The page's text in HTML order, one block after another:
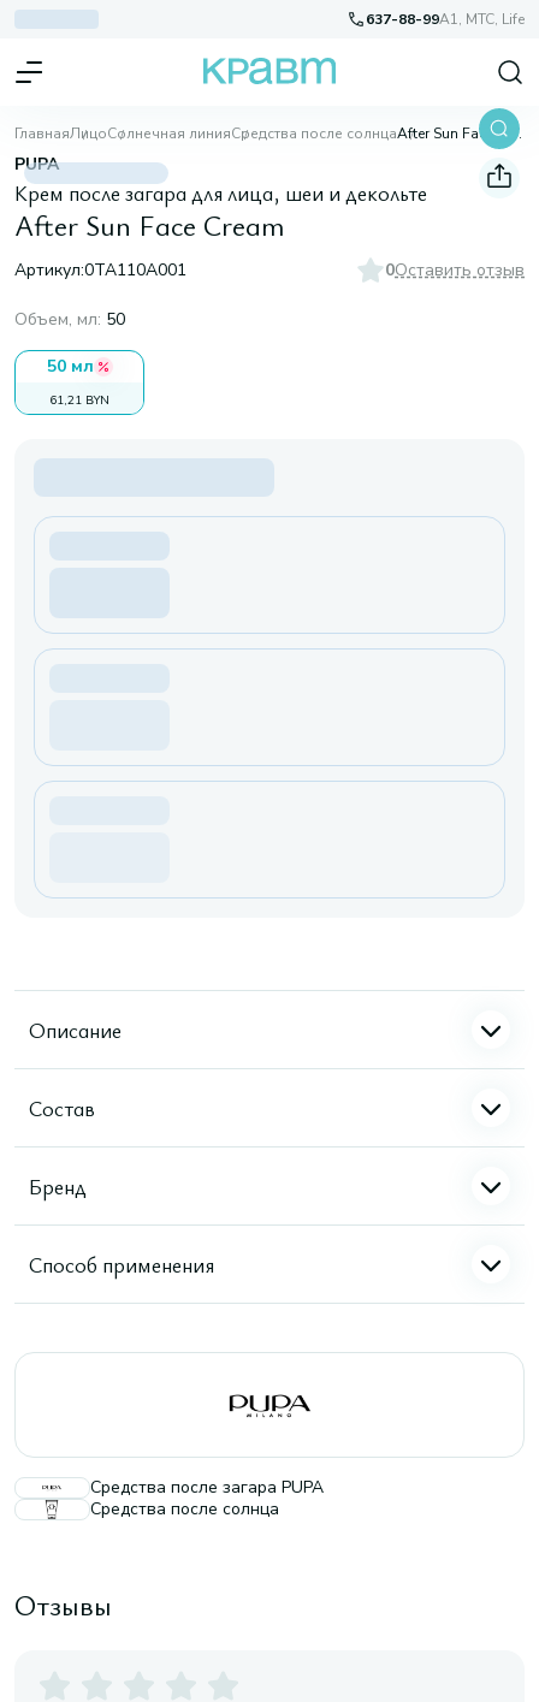
637-88-99A1, МТС, Life
ГлавнаяЛицоСолнечная линияСредства после солнца After Sun Face Cream
PUPA
Крем после загара для лица, шеи и декольте
After Sun Face Cream
Артикул:0TA110A001 0Оставить отзыв
Объем, мл: 50
50 мл
61,21 BYN
Описание
Состав
Бренд
Способ применения
Средства после загара PUPA
Средства после солнца
Отзывы